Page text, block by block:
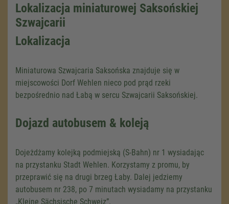
Lokalizacja miniaturowej Saksońskiej
Szwajcarii
Lokalizacja
Miniaturowa Szwajcaria Saksońska znajduje się w
miejscowości Dorf Wehlen nieco pod prąd rzeki
bezpośrednio nad Łabą w sercu Szwajcarii Saksońskiej.
Dojazd autobusem & koleją
Dojeżdżamy kolejką podmiejską (S-Bahn) nr 1 wysiadając
na przystanku Stadt Wehlen. Korzystamy z promu, by
przeprawić się na drugi brzeg Łaby. Dalej jedziemy
autobusem nr 238, po 7 minutach wysiadamy na przystanku
„Kleine Sächsische Schweiz”.